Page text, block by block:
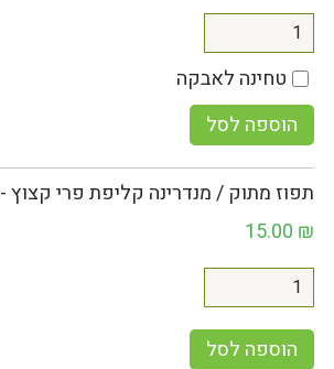
טחינה לאבקה
הוספה לסל
תפוז מתוק / מנדרינה קליפת פרי קצוץ - 50 גר
15.00 ₪
הוספה לסל